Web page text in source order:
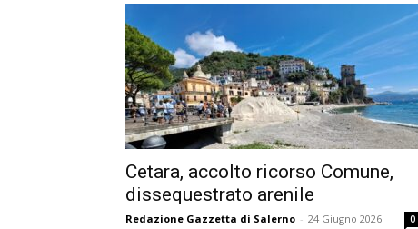
Cetara, accolto ricorso Comune,
dissequestrato arenile
Redazione Gazzetta di Salerno - 24 Giugno 2026 0